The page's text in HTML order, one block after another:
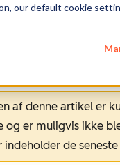
our default cookie
af denne artikel er
er muligvis ikke
de